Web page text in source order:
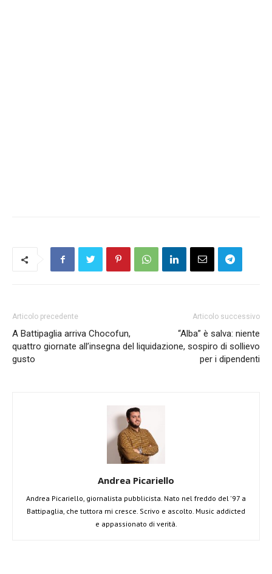
Articolo precedente
A Battipaglia arriva Chocofun,
quattro giornate all’insegna del
gusto
Articolo successivo
“Alba” è salva: niente
liquidazione, sospiro di sollievo
per i dipendenti
Andrea Picariello
Andrea Picariello, giornalista pubblicista. Nato nel freddo del '97 a
Battipaglia, che tuttora mi cresce. Scrivo e ascolto. Music addicted
e appassionato di verità.